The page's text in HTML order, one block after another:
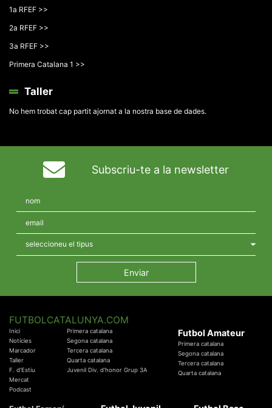
1a RFEF >>
2a RFEF >>
3a RFEF >>
Primera Catalana 1 >>
Taller
No hem trobat cap partit ajornat a la nostra base de dades.
Subscriu-te a la newsletter
FUTBOLCATALUNYA.COM
Inici
Notícies
Marcador
Taller
F. d'Estiu
Mercat
Podcast
Primera catalana
Segona catalana
Tercera catalana
Quarta catalana
Juvenil Div. d'honor Grup 3A
Futbol Amateur
Primera catalana
Segona catalana
Tercera catalana
Quarta catalana